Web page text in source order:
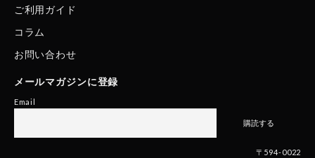
ご利用ガイド
コラム
お問い合わせ
メールマガジンに登録
Email
〒594-0022